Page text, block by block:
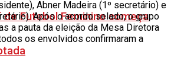
de Futebol Feminino começa
Abner Madeira (1º secretário) e
Após o acordo selado, o grupo
a pauta da eleição da Mesa Diretora
os envolvidos confirmaram a